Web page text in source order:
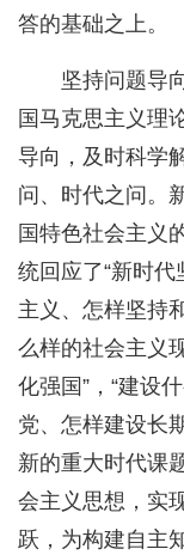
答的基础之上。
坚持问题导
国马克思主义理
导向，及时科学
问、时代之问。
国特色社会主义
统回应了“新时
主义、怎样坚持
么样的社会主义
化强国”，“建设
党、怎样建设长
新的重大时代课
会主义思想，实
跃，为构建自主